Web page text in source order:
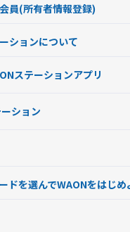
ャージする
する
更について
員(所有者情報登録)
ス会員登録に伴う個人データの
ションについて
ョンWAON端末について
ステーションアプリ
ション
ドを選んでWAONをはじめ